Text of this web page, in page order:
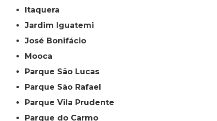
Itaquera
Jardim Iguatemi
José Bonifácio
Mooca
Parque São Lucas
Parque São Rafael
Parque Vila Prudente
Parque do Carmo